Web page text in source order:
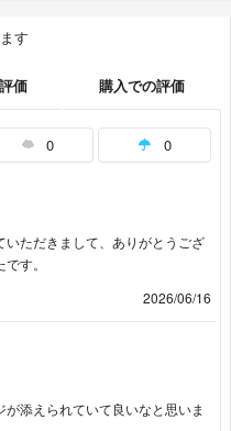
す
価 購入での評価
0 0
いただきまして、ありがとうござ
す。
2026/06/16
添えられていて良いなと思いま